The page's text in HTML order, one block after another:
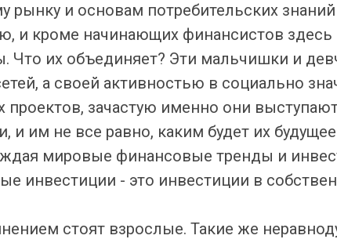
и основам потребительских
кроме начинающих финансистов здесь
Что их объединяет? Эти мальчишки и
а своей активностью в социально
проектов, зачастую именно они
и им не все равно, каким будет их
мировые финансовые тренды и
инвестиции - это инвестиции в
стоят взрослые. Такие же